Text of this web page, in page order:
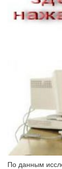
По данным